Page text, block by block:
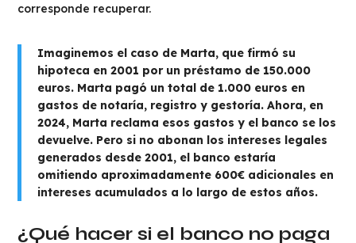
corresponde recuperar.
Imaginemos el caso de Marta, que firmó su
hipoteca en 2001 por un préstamo de 150.000
euros. Marta pagó un total de 1.000 euros en
gastos de notaría, registro y gestoría. Ahora, en
2024, Marta reclama esos gastos y el banco se los
devuelve. Pero si no abonan los intereses legales
generados desde 2001, el banco estaría
omitiendo aproximadamente 600€ adicionales en
intereses acumulados a lo largo de estos años.
¿Qué hacer si el banco no paga